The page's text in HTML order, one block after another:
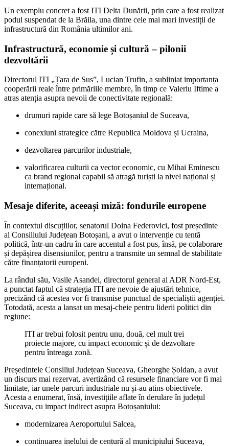
Un exemplu concret a fost ITI Delta Dunării, prin care a fost realizat
podul suspendat de la Brăila, una dintre cele mai mari investiții de
infrastructură din România ultimilor ani.
Infrastructură, economie și cultură – pilonii
dezvoltării
Directorul ITI „Țara de Sus”, Lucian Trufin, a subliniat importanța
cooperării reale între primăriile membre, în timp ce Valeriu Iftime a
atras atenția asupra nevoii de conectivitate regională:
drumuri rapide care să lege Botoșaniul de Suceava,
conexiuni strategice către Republica Moldova și Ucraina,
dezvoltarea parcurilor industriale,
valorificarea culturii ca vector economic, cu Mihai Eminescu
ca brand regional capabil să atragă turiști la nivel național și
internațional.
Mesaje diferite, aceeași miză: fondurile europene
În contextul discuțiilor, senatorul Doina Federovici, fost președinte
al Consiliului Județean Botoșani, a avut o intervenție cu tentă
politică, într-un cadru în care accentul a fost pus, însă, pe colaborare
și depășirea disensiunilor, pentru a transmite un semnal de stabilitate
către finanțatorii europeni.
La rândul său, Vasile Asandei, directorul general al ADR Nord-Est,
a punctat faptul că strategia ITI are nevoie de ajustări tehnice,
precizând că acestea vor fi transmise punctual de specialiștii agenției.
Totodată, acesta a lansat un mesaj-cheie pentru liderii politici din
regiune:
ITI ar trebui folosit pentru unu, două, cel mult trei
proiecte majore, cu impact economic și de dezvoltare
pentru întreaga zonă.
Președintele Consiliul Județean Suceava, Gheorghe Șoldan, a avut
un discurs mai rezervat, avertizând că resursele financiare vor fi mai
limitate, iar unele parcuri industriale nu și-au atins obiectivele.
Acesta a enumerat, însă, investițiile aflate în derulare în județul
Suceava, cu impact indirect asupra Botoșaniului:
modernizarea Aeroportului Salcea,
continuarea inelului de centură al municipiului Suceava,